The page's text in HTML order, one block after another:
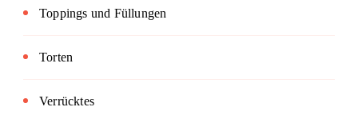
Toppings und Füllungen
Torten
Verrücktes